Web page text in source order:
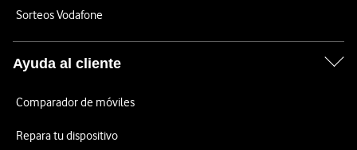
Sorteos Vodafone
Ayuda al cliente
Comparador de móviles
Repara tu dispositivo